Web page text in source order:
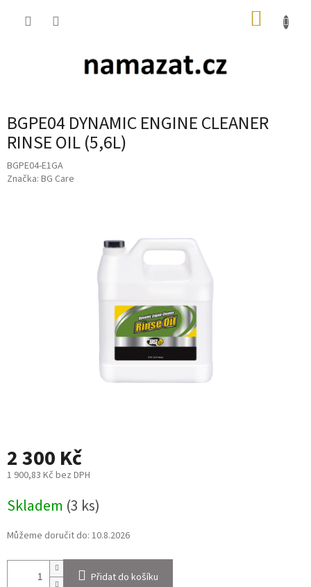
BGPE04 DYNAMIC ENGINE CLEANER
RINSE OIL (5,6L)
BGPE04-E1GA
Značka: BG Care
2 300 Kč
1 900,83 Kč bez DPH
cena:
Skladem (3 ks)
Můžeme doručit do: 10.8.2026
Přidat do košíku